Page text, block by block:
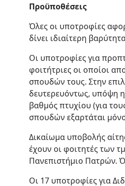
Προϋποθέσεις
Όλες οι υποτροφίες
δίνει ιδιαίτερη
Οι υποτροφίες για
φοιτήτριες οι οποίοι
σπουδών τους. Στην
δευτερευόντως, υπόψη
βαθμός πτυχίου (για
σπουδών εξαρτάται
Δικαίωμα υποβολής
έχουν οι φοιτητές των
Πανεπιστήμιο Πατρών.
Οι 17 υποτροφίες για